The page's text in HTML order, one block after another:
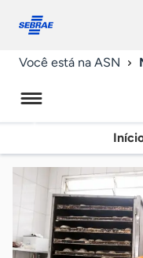
conosco
Você está na ASN